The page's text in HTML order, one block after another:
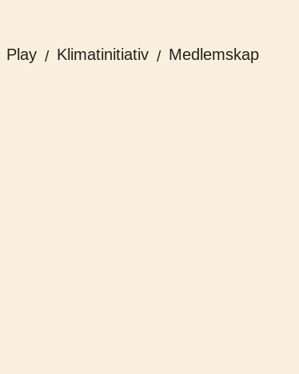
Play Klimatinitiativ Medlemskap